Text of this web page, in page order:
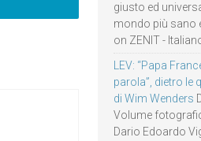
giusto ed
mondo più sano
on ZENIT -
LEV: “Papa
parola”, dietro le
di Wim Wenders
Volume
Dario Edoardo